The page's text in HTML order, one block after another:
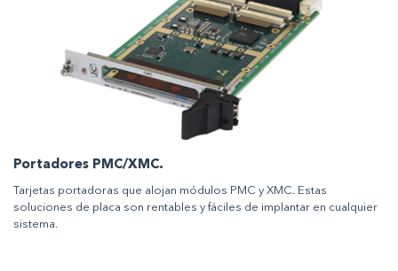
Portadores PMC/XMC.
Tarjetas portadoras que alojan módulos PMC y XMC. Estas
soluciones de placa son rentables y fáciles de implantar en cualquier
sistema.